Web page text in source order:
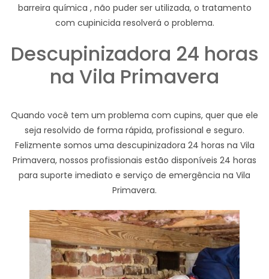
barreira química , não puder ser utilizada, o tratamento
com cupinicida resolverá o problema.
Descupinizadora 24 horas
na Vila Primavera
Quando você tem um problema com cupins, quer que ele
seja resolvido de forma rápida, profissional e seguro.
Felizmente somos uma descupinizadora 24 horas na Vila
Primavera, nossos profissionais estão disponíveis 24 horas
para suporte imediato e serviço de emergência na Vila
Primavera.